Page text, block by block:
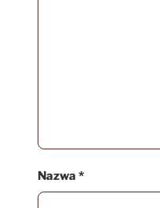
Nazwa *